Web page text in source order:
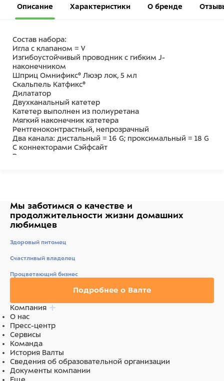
Описание Характеристики О бренде
Состав набора:
Игла с клапаном = V
Изгибоустойчивый проводник с гибким J-
наконечником
Шприц Омнификс® Люэр лок, 5 мл
Скальпель Катфикс®
Дилататор
Двухканальный катетер
Катетер выполнен из полиуретана
Мягкий наконечник катетера
Рентгеноконтрастный, непрозрачный
Два канала: дистальный = 16 G; проксимальный = 18 G
С коннекторами Сэйфсайт
Разметка для контроля положения катетера
фиксации у места пункции (только катетеры длиной
20 и 30 см)
Соединительный ЭКГ-кабель
Мы заботимся о качестве и
продолжительности жизни домашних
любимцев
Здоровый питомец
Счастливый владелец
Процветающий бизнес
Подробнее о Валте
Компания
О нас
Пресс-центр
Сервисы
Команда
История Валты
Сведения об образовательной организации
Документы компании